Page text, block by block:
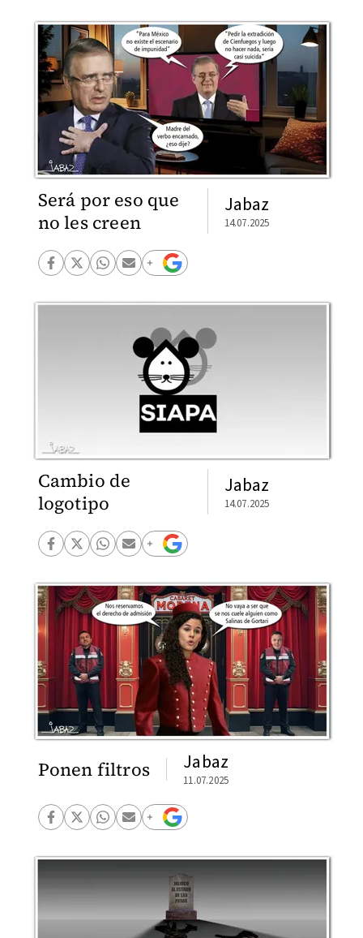
Será por eso que
no les creen
Jabaz
14.07.2025
Cambio de
logotipo
Jabaz
14.07.2025
Ponen filtros Jabaz
11.07.2025